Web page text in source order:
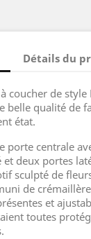
Détails du
coucher de style
belle qualité de
état.
porte centrale
deux portes
sculpté de
de
et
toutes